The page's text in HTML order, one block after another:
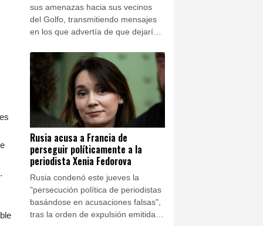
sus amenazas hacia sus vecinos
del Golfo, transmitiendo mensajes
en los que advertía de que dejaría
Estados Unidos atacaba sus
centrales eléctricas, según
informaron dos funcionarios a la
Rusia acusa a Francia de
perseguir políticamente a la
periodista Xenia Fedorova
Rusia condenó este jueves la
"persecución política de periodistas
basándose en acusaciones falsas",
tras la orden de expulsión emitida